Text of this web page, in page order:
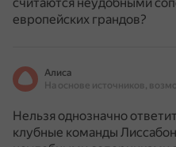
европейских грандов?
Алиса
Нельзя однозначно
клубные команды